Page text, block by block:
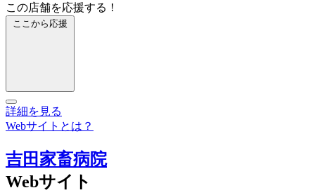
この店舗を応援する！
ここから応援
詳細を見る
Webサイトとは？
吉田家畜病院
Webサイト